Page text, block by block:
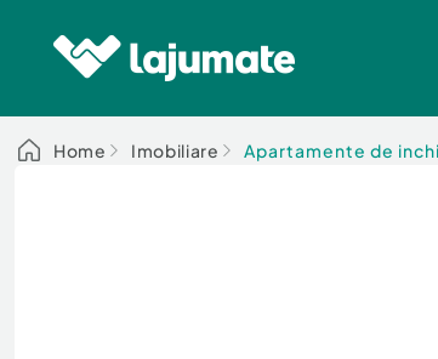
Home Imobiliare Apartamente de